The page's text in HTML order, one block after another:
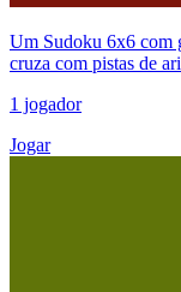
Um Sudoku 6x6 com
cruza com pistas de
1 jogador
Jogar